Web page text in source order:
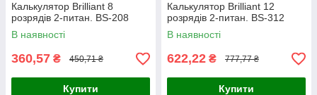
Калькулятор Brilliant 8
розрядів 2-питан. BS-208
В наявності
360,57 ₴ 450,71 ₴
Купити
Калькулятор Brilliant 12
розрядів 2-питан. BS-312
В наявності
622,22 ₴ 777,77 ₴
Купити